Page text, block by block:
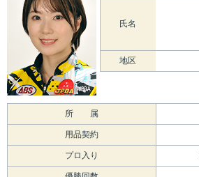
氏名
地区
所 属
用品契約
プロ入り